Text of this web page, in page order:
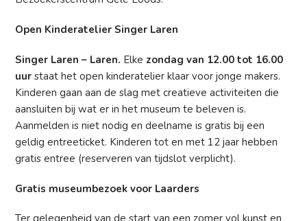
Open Kinderatelier Singer Laren
Singer Laren – Laren. Elke zondag van 12.00 tot 16.00
uur staat het open kinderatelier klaar voor jonge makers.
Kinderen gaan aan de slag met creatieve activiteiten die
aansluiten bij wat er in het museum te beleven is.
Aanmelden is niet nodig en deelname is gratis bij een
geldig entreeticket. Kinderen tot en met 12 jaar hebben
gratis entree (reserveren van tijdslot verplicht).
Gratis museumbezoek voor Laarders